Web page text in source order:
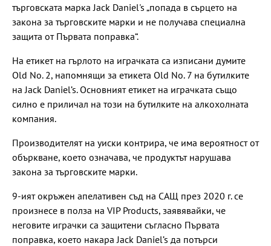
търговската марка Jack Daniel's „попада в сърцето на
закона за търговските марки и не получава специална
защита от Първата поправка“.
На етикет на гърлото на играчката са изписани думите
Old No. 2, напомнящи за етикета Old No. 7 на бутилките
на Jack Daniel’s. Основният етикет на играчката също
силно е приличал на този на бутилките на алкохолната
компания.
Производителят на уиски контрира, че има вероятност от
объркване, което означава, че продуктът нарушава
закона за търговските марки.
9-ият окръжен апелативен съд на САЩ през 2020 г. се
произнесе в полза на VIP Products, заявявайки, че
неговите играчки са защитени съгласно Първата
поправка, което накара Jack Daniel’s да потърси